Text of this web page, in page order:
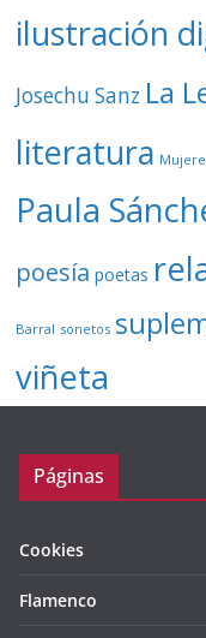
ilustración
Josechu Sanz La
literatura
Paula
poesía poetas
Barral sonetos
viñeta
Páginas
Cookies
Flamenco